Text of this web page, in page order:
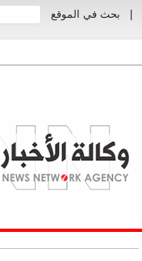
بحث في الموقع